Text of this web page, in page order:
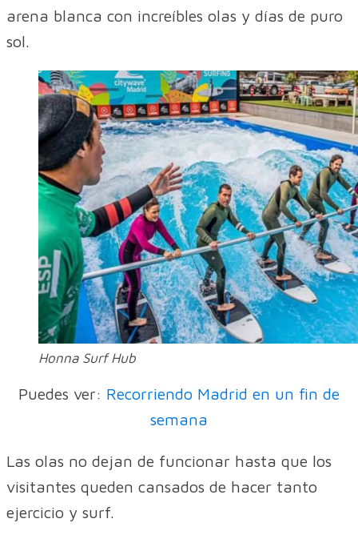
arena blanca con increíbles olas y días de puro
sol.
Honna Surf Hub
Puedes ver: Recorriendo Madrid en un fin de
semana
Las olas no dejan de funcionar hasta que los
visitantes queden cansados de hacer tanto
ejercicio y surf.